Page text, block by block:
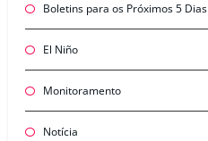
Boletins para os Próximos 5 Dias
El Niño
Monitoramento
Notícia